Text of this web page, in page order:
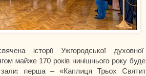
історії Ужгородської
майже 170 років нинішнього року
2 зали: перша – «Каплиця Трьох